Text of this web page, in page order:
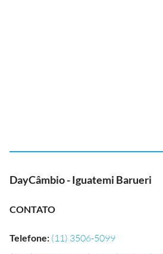
DayCâmbio - Iguatemi Barueri
CONTATO
Telefone: (11) 3506-5099